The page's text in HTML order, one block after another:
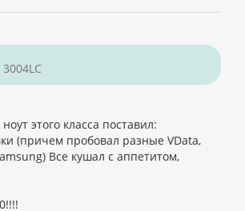
этого класса поставил:
(причем пробовал разные VData,
Все кушал с аппетитом,